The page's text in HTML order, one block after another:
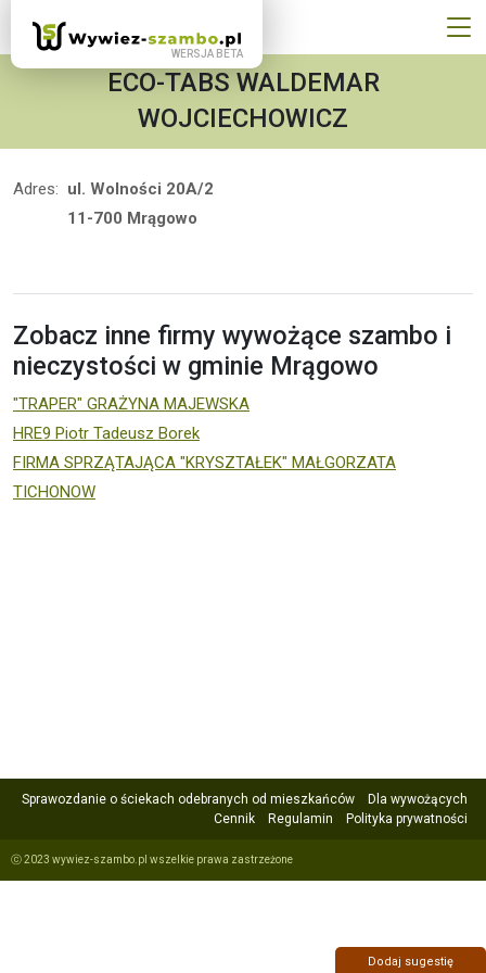
ECO-TABS WALDEMAR
WOJCIECHOWICZ
Adres: ul. Wolności 20A/2
11-700 Mrągowo
Zobacz inne firmy wywożące szambo i
nieczystości w gminie Mrągowo
"TRAPER" GRAŻYNA MAJEWSKA
HRE9 Piotr Tadeusz Borek
FIRMA SPRZĄTAJĄCA "KRYSZTAŁEK" MAŁGORZATA
TICHONOW
Sprawozdanie o ściekach odebranych od mieszkańców
Dla wywożących
Cennik
Regulamin Polityka prywatności
ⓒ 2023 wywiez-szambo.pl wszelkie prawa zastrzeżone
Dodaj sugestię